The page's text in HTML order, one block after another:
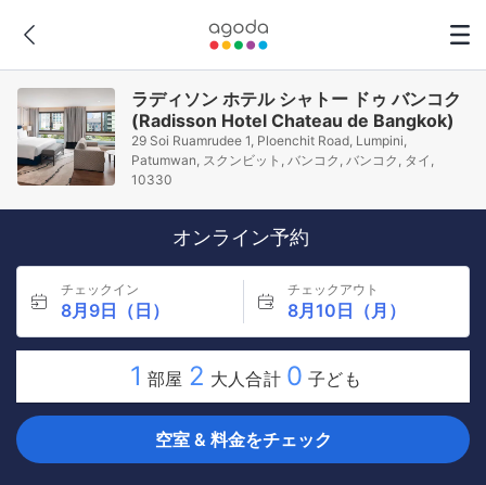
ラディソン ホテル シャトー ドゥ バンコク
(Radisson Hotel Chateau de Bangkok)
29 Soi Ruamrudee 1, Ploenchit Road, Lumpini,
Patumwan, スクンビット, バンコク, バンコク, タイ,
10330
オンライン予約
チェックイン
8月9日（日）
チェックアウト
8月10日（月）
1 部屋 2 大人合計 0 子ども
空室 & 料金をチェック